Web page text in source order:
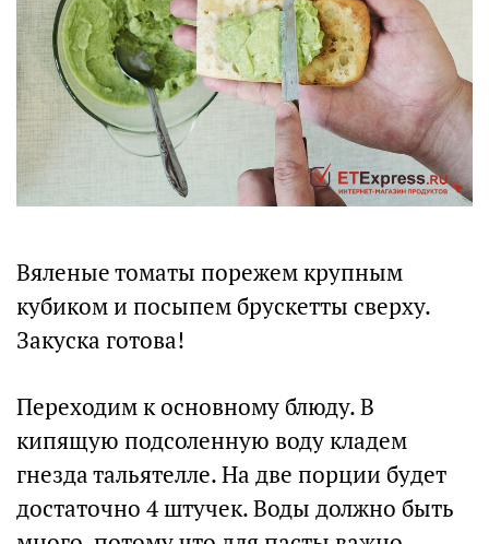
Вяленые томаты порежем крупным
кубиком и посыпем брускетты сверху.
Закуска готова!
Переходим к основному блюду. В
кипящую подсоленную воду кладем
гнезда тальятелле. На две порции будет
достаточно 4 штучек. Воды должно быть